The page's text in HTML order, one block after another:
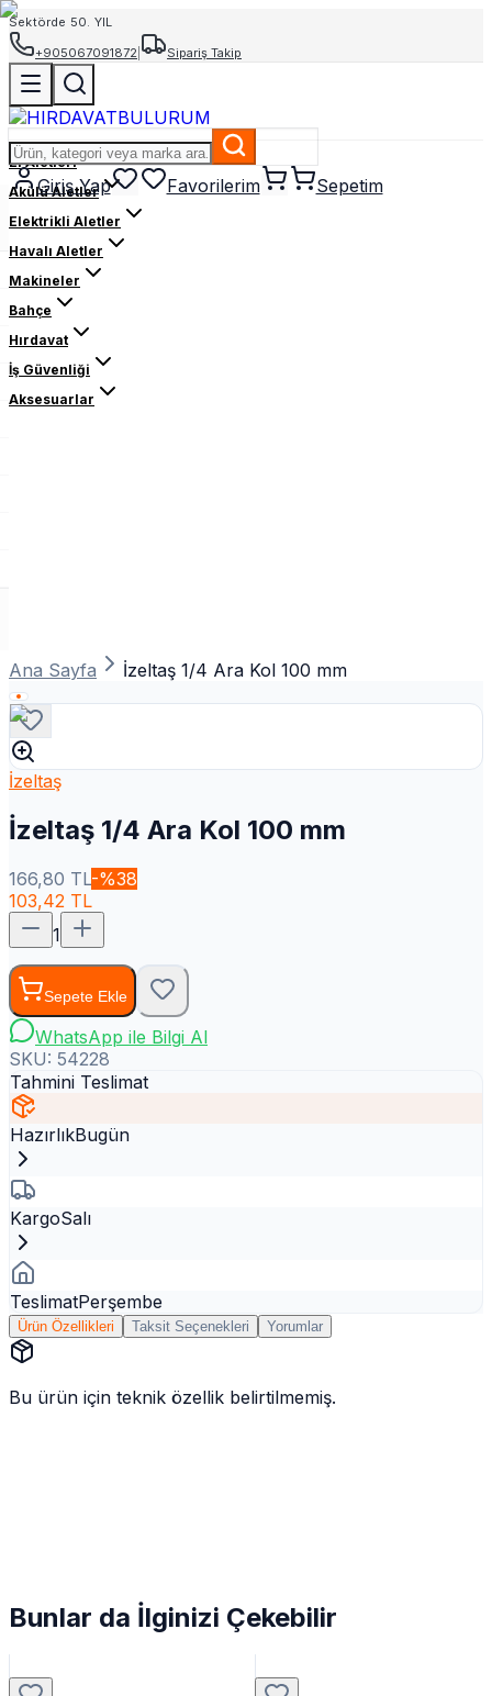
Sektörde 50. YIL
+905067091872
Sipariş Takip
Giriş Yap Favorilerim Sepetim
El Aletleri
Akülü Aletler
Elektrikli Aletler
Havalı Aletler
Makineler
Bahçe
Hırdavat
İş Güvenliği
Aksesuarlar
Ana Sayfa İzeltaş 1/4 Ara Kol 100 mm
İzeltaş
İzeltaş 1/4 Ara Kol 100 mm
166,80 TL-%38
103,42 TL
1
Sepete Ekle
WhatsApp ile Bilgi Al
SKU: 54228
Tahmini Teslimat
HazırlıkBugün
KargoSalı
TeslimatPerşembe
Ürün Özellikleri Taksit Seçenekleri Yorumlar
Bu ürün için teknik özellik belirtilmemiş.
Bunlar da İlginizi Çekebilir